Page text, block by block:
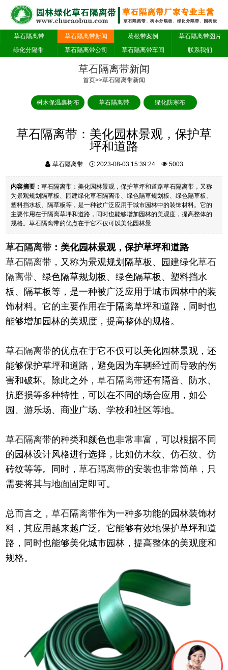
草石隔离带 草石隔离带新闻 葛根带案例
草石隔离带图片
绿化分隔带
草石隔离带公司 草石隔离带车间 联系我们
草石隔离带新闻
首页>>草石隔离带新闻
树木保温裹树布 草石隔离带 绿化防寒布
草石隔离带：美化园林景观，保护草
坪和道路
草石隔离带 2023-08-03 15:39:24 5003
内容摘要：草石隔离带：美化园林景观，保护草坪和道路草石隔离带，又称
为景观规划隔草板、园建绿化草石隔离带、绿色隔草规划板、绿色隔草板、
塑料挡水板、隔草板等，是一种被广泛应用于城市园林中的装饰材料。它的
主要作用在于隔离草坪和道路，同时也能够增加园林的美观度，提高整体的
规格。草石隔离带的优点在于它不仅可以美化园林景
草石隔离带 ：美化园林景观，保护草坪和道路
草石隔离带 ，又称为景观规划隔草板、园建绿化草石
隔离带、绿色隔草规划板、绿色隔草板、塑料挡水
板、隔草板等，是一种被广泛应用于城市园林中的装
饰材料。它的主要作用在于隔离草坪和道路，同时也
能够增加园林的美观度，提高整体的规格。
草石隔离带的优点在于它不仅可以美化园林景观，还
能够保护草坪和道路，避免因为车辆经过而导致的伤
害和破坏。除此之外，草石隔离带还有隔音、防水、
抗磨损等多种特性，可以在不同的场合应用，如公
园、游乐场、商业广场、学校和社区等地。
草石隔离带的种类和颜色也非常丰富，可以根据不同
的园林设计风格进行选择，比如仿木纹、仿石纹、仿
砖纹等等。同时，草石隔离带的安装也非常简单，只
需要将其与地面固定即可。
总而言之，草石隔离带作为一种多功能的园林装饰材
料，其应用越来越广泛。它能够有效地保护草坪和道
路，同时也能够美化城市园林，提高整体的美观度和
规格。